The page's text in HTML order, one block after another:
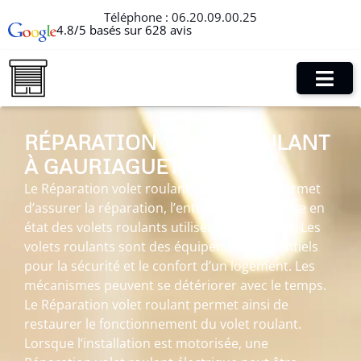
Téléphone : 06.20.09.00.25
4.8/5 basés sur 628 avis
RÉPARATION VOLET ROULANT
À GAURIAGUET
Le Réparation volet roulant à Gauriaguet permet
d’assurer la réparation, l’entretien et la remise en
état des volets roulants utilisés au quotidien. Les
volets roulants sont des équipements essentiels
pour la sécurité et le confort d’un logement. Les
mécanismes peuvent se détériorer avec le temps.
Le Réparation volet roulant permet ainsi de
restaurer le fonctionnement du volet roulant.
Lorsque l’installation est motorisée, une